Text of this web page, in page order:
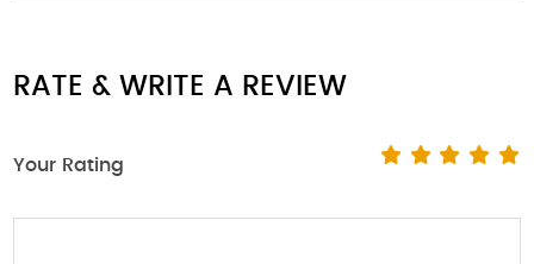
RATE & WRITE A REVIEW
Your Rating